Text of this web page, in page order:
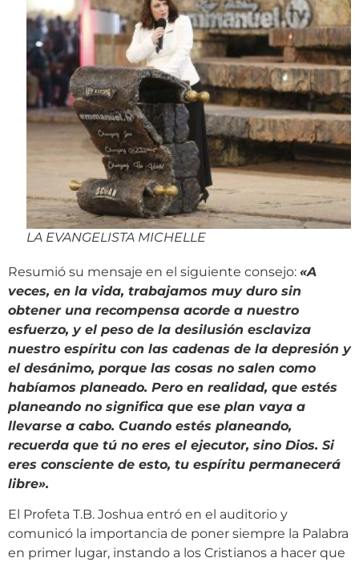
LA EVANGELISTA MICHELLE
Resumió su mensaje en el siguiente consejo: «A
veces, en la vida, trabajamos muy duro sin
obtener una recompensa acorde a nuestro
esfuerzo, y el peso de la desilusión esclaviza
nuestro espíritu con las cadenas de la depresión y
el desánimo, porque las cosas no salen como
habíamos planeado. Pero en realidad, que estés
planeando no significa que ese plan vaya a
llevarse a cabo. Cuando estés planeando,
recuerda que tú no eres el ejecutor, sino Dios. Si
eres consciente de esto, tu espíritu permanecerá
libre».
El Profeta T.B. Joshua entró en el auditorio y
comunicó la importancia de poner siempre la Palabra
en primer lugar, instando a los Cristianos a hacer que